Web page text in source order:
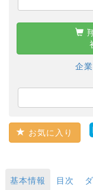
企
お気に入り
基本情報 目次